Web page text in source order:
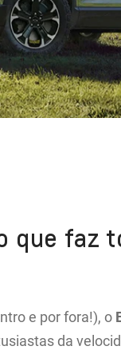
que faz
e por fora!), o
da